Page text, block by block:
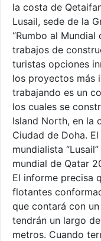
la costa de
Lusail, sede de la
“Rumbo al
trabajos de
turistas opciones
los proyectos más
trabajando es un
los cuales se
Island North, en la
Ciudad de Doha.
mundialista
mundial de Qatar
El informe precisa
flotantes
que contará con
tendrán un largo
metros. Cuando